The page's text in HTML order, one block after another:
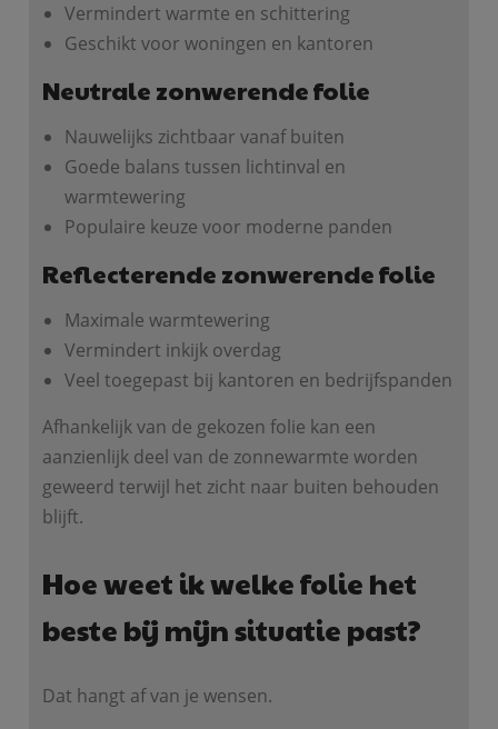
Vermindert warmte en schittering
Geschikt voor woningen en kantoren
Neutrale zonwerende folie
Nauwelijks zichtbaar vanaf buiten
Goede balans tussen lichtinval en
warmtewering
Populaire keuze voor moderne panden
Reflecterende zonwerende folie
Maximale warmtewering
Vermindert inkijk overdag
Veel toegepast bij kantoren en bedrijfspanden
Afhankelijk van de gekozen folie kan een
aanzienlijk deel van de zonnewarmte worden
geweerd terwijl het zicht naar buiten behouden
blijft.
Hoe weet ik welke folie het
beste bij mijn situatie past?
Dat hangt af van je wensen.